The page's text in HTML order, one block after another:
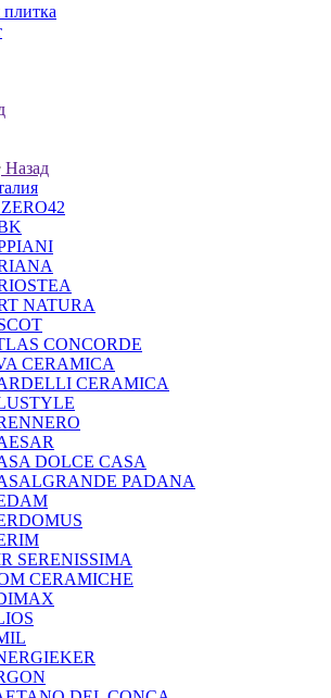
плитка
Назад
NATURA
CONCORDE
CERAMICA
CERAMICA
DOLCE CASA
PADANA
SERENISSIMA
CERAMICHE